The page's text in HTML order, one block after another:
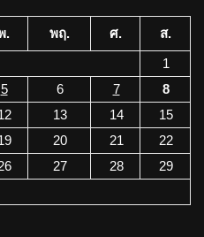
. พฤ. ศ.
ส.
1
5 6 7
8
13 14
15
20 21
22
27 28
29